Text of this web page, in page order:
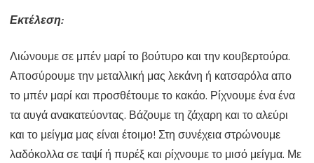
Εκτέλεση:
Λιώνουμε σε μπέν μαρί το βούτυρο και την κουβερτούρα.
Αποσύρουμε την μεταλλική μας λεκάνη ή κατσαρόλα απο
το μπέν μαρί και προσθέτουμε το κακάο. Ρίχνουμε ένα ένα
τα αυγά ανακατεύοντας. Βάζουμε τη ζάχαρη και το αλεύρι
και το μείγμα μας είναι έτοιμο! Στη συνέχεια στρώνουμε
λαδόκολλα σε ταψί ή πυρέξ και ρίχνουμε το μισό μείγμα. Με